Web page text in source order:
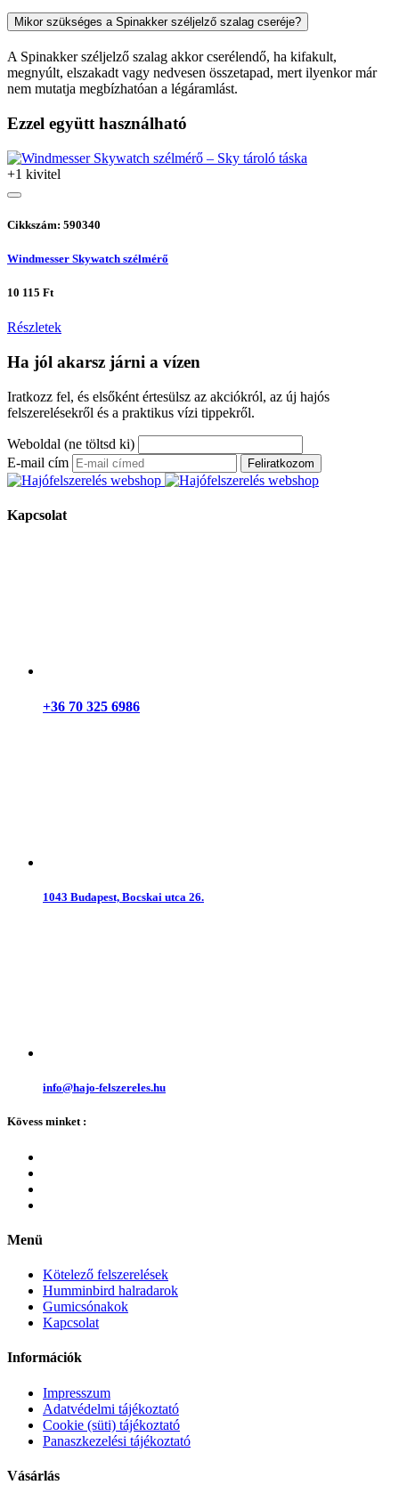
Mikor szükséges a Spinakker széljelző szalag cseréje?
A Spinakker széljelző szalag akkor cserélendő, ha kifakult,
megnyúlt, elszakadt vagy nedvesen összetapad, mert ilyenkor már
nem mutatja megbízhatóan a légáramlást.
Ezzel együtt használható
+1 kivitel
Cikkszám: 590340
Windmesser Skywatch szélmérő
10 115 Ft
Részletek
Ha jól akarsz járni a vízen
Iratkozz fel, és elsőként értesülsz az akciókról, az új hajós
felszerelésekről és a praktikus vízi tippekről.
Weboldal (ne töltsd ki)
E-mail cím
Feliratkozom
Kapcsolat
+36 70 325 6986
1043 Budapest, Bocskai utca 26.
info@hajo-felszereles.hu
Kövess minket :
Menü
Kötelező felszerelések
Humminbird halradarok
Gumicsónakok
Kapcsolat
Információk
Impresszum
Adatvédelmi tájékoztató
Cookie (süti) tájékoztató
Panaszkezelési tájékoztató
Vásárlás